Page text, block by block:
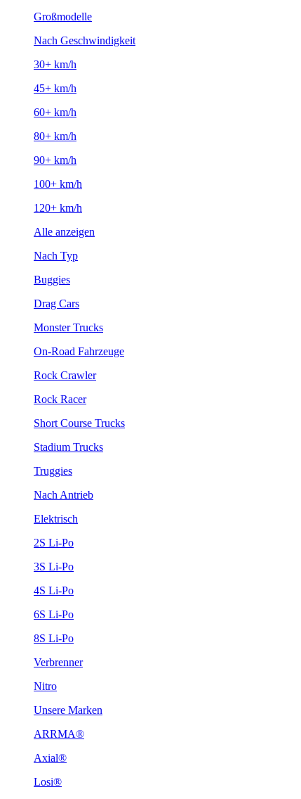
Großmodelle
Nach Geschwindigkeit
30+ km/h
45+ km/h
60+ km/h
80+ km/h
90+ km/h
100+ km/h
120+ km/h
Alle anzeigen
Nach Typ
Buggies
Drag Cars
Monster Trucks
On-Road Fahrzeuge
Rock Crawler
Rock Racer
Short Course Trucks
Stadium Trucks
Truggies
Nach Antrieb
Elektrisch
2S Li-Po
3S Li-Po
4S Li-Po
6S Li-Po
8S Li-Po
Verbrenner
Nitro
Unsere Marken
ARRMA®
Axial®
Losi®